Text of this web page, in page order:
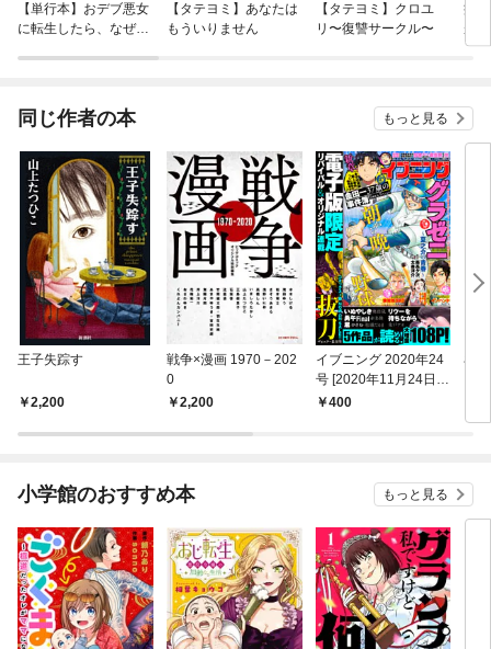
【単行本】おデブ悪女
に転生したら、なぜか
【タテヨミ】あなたは
もういりません
【タテヨミ】クロユ
リ〜復讐サークル〜
病
が
ぎ
同じ作者の本 もっと見る
王子失踪す
2,200
戦争×漫画 1970－202
0
2,200
イブニング 2020年24
号 [2020年11月24日発
売]400
羊
小学館のおすすめ本 もっと見る